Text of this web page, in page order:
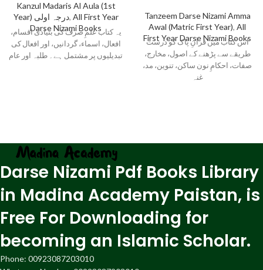
Kanzul Madaris Al Aula (1st
Year) درجہ اولی, All First Year
Darse Nizami Books
یہ کتاب علمِ صرف کی بنیادی اقسام،
افعال، اسماء، گردانیں، اور افعال کی
تبدیلیوں پر مشتمل ہے۔ طلبہ اور عام
Tanzeem Darse Nizami Amma
Awal (Matric First Year), All
First Year Darse Nizami Books
اس کتاب میں قرآنِ پاک کو درست
طریقے سے پڑھنے کے اصول، مخارج،
صفات، احکامِ نون ساکن، تنوین، مد،
غنہ
Darse Nizami Pdf Books Library
in Madina Academy Paistan, is
Free For Downloading for
becoming an Islamic Scholar.
Phone: 00923087203010